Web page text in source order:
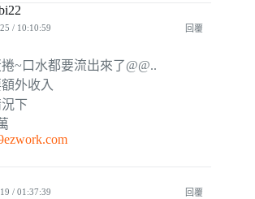
/ 10:10:59 回覆
~口水都要流出來了@@..
外收入
下
/ 01:37:39 回覆